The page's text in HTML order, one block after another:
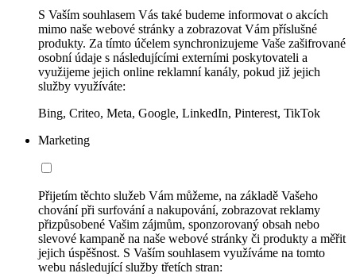
S Vaším souhlasem Vás také budeme informovat o akcích
mimo naše webové stránky a zobrazovat Vám příslušné
produkty. Za tímto účelem synchronizujeme Vaše zašifrované
osobní údaje s následujícími externími poskytovateli a
využijeme jejich online reklamní kanály, pokud již jejich
služby využíváte:
Bing, Criteo, Meta, Google, LinkedIn, Pinterest, TikTok
Marketing
Přijetím těchto služeb Vám můžeme, na základě Vašeho
chování při surfování a nakupování, zobrazovat reklamy
přizpůsobené Vašim zájmům, sponzorovaný obsah nebo
slevové kampaně na naše webové stránky či produkty a měřit
jejich úspěšnost. S Vaším souhlasem využíváme na tomto
webu následující služby třetích stran: